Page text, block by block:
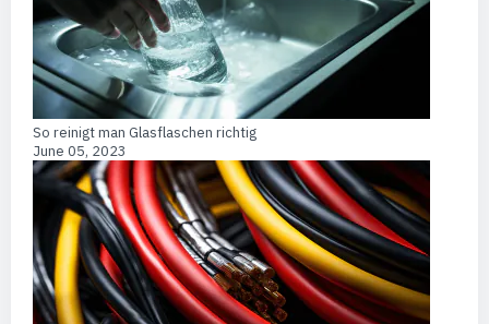
So reinigt man Glasflaschen richtig
June 05, 2023